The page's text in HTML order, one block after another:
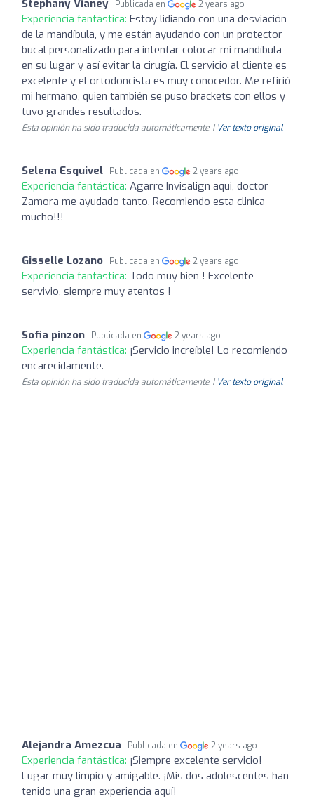
Stephany Vianey Publicada en 2 years ago
Experiencia fantástica: Estoy lidiando con una desviación
de la mandíbula, y me están ayudando con un protector
bucal personalizado para intentar colocar mi mandíbula
en su lugar y así evitar la cirugía. El servicio al cliente es
excelente y el ortodoncista es muy conocedor. Me refirió
mi hermano, quien también se puso brackets con ellos y
tuvo grandes resultados.
Esta opinión ha sido traducida automáticamente. | Ver texto original
Selena Esquivel Publicada en 2 years ago
Experiencia fantástica: Agarre Invisalign aqui, doctor
Zamora me ayudado tanto. Recomiendo esta clinica
mucho!!!
Gisselle Lozano Publicada en 2 years ago
Experiencia fantástica: Todo muy bien ! Excelente
servivio, siempre muy atentos !
Sofia pinzon Publicada en 2 years ago
Experiencia fantástica: ¡Servicio increíble! Lo recomiendo
encarecidamente.
Esta opinión ha sido traducida automáticamente. | Ver texto original
Alejandra Amezcua Publicada en 2 years ago
Experiencia fantástica: ¡Siempre excelente servicio!
Lugar muy limpio y amigable. ¡Mis dos adolescentes han
tenido una gran experiencia aquí!